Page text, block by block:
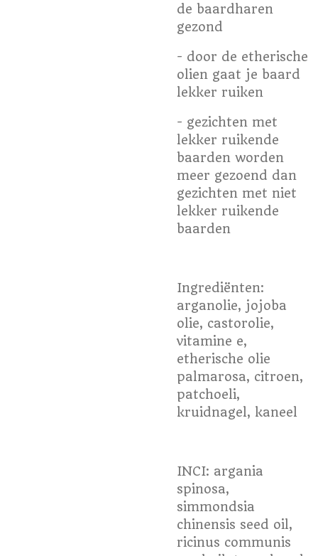
de baardharen
gezond
- door de etherische
olien gaat je baard
lekker ruiken
- gezichten met
lekker ruikende
baarden worden
meer gezoend dan
gezichten met niet
lekker ruikende
baarden
Ingrediënten:
arganolie, jojoba
olie, castorolie,
vitamine e,
etherische olie
palmarosa, citroen,
patchoeli,
kruidnagel, kaneel
INCI: argania
spinosa,
simmondsia
chinensis seed oil,
ricinus communis